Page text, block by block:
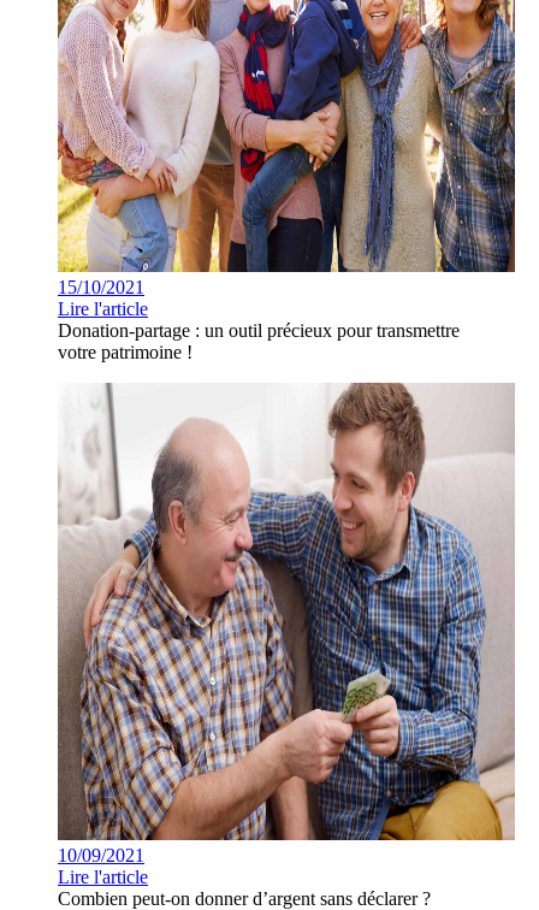
15/10/2021
Lire l'article
Donation-partage : un outil précieux pour transmettre
votre patrimoine !
10/09/2021
Lire l'article
Combien peut-on donner d’argent sans déclarer ?